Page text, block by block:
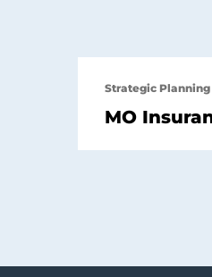
Strategic Planning
MO